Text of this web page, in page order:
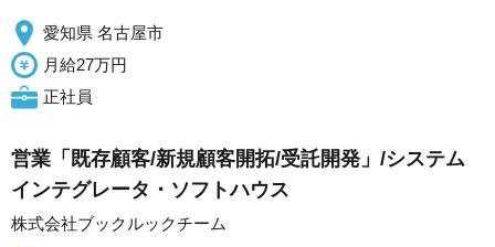
愛知県 名古屋市
月給27万円
正社員
営業「既存顧客/新規顧客開拓/受託開発」/システム
インテグレータ・ソフトハウス
株式会社ブックルックチーム